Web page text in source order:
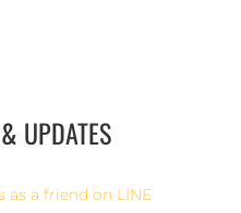
UPDATES
as a friend on LINE